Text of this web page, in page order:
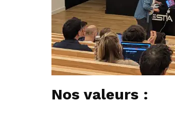
Nos valeurs :